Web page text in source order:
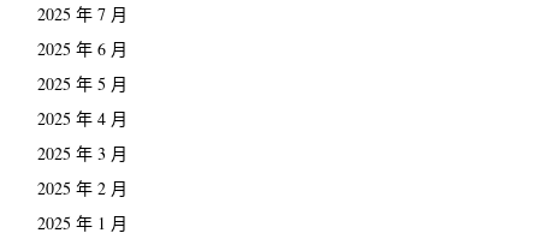
2025 年 7 月
2025 年 6 月
2025 年 5 月
2025 年 4 月
2025 年 3 月
2025 年 2 月
2025 年 1 月